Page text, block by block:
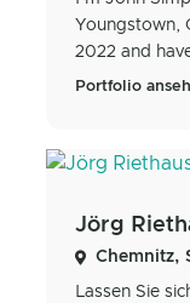
Youngstown,
2022 and
Portfolio
Jörg
Chemnitz,
Lassen Sie